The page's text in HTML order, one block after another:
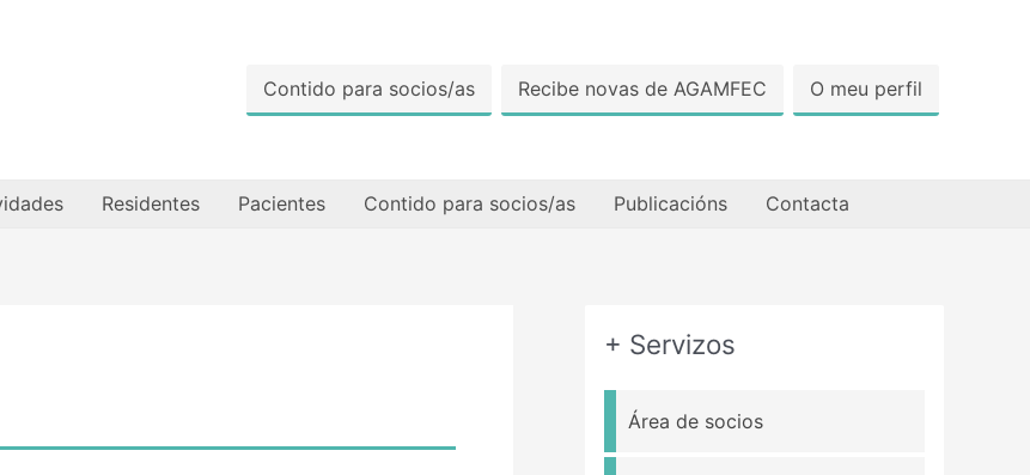
Contido para socios/as Recibe novas de AGAMFEC O meu perfil
Residentes Pacientes Contido para socios/as Publicacións Contacta
+ Servizos
Área de socios